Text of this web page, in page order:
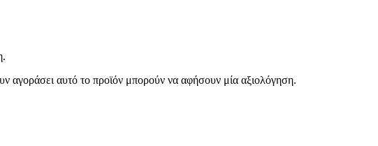
αγοράσει αυτό το προϊόν μπορούν να αφήσουν μία αξιολόγηση.